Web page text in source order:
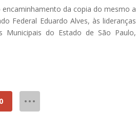
da copia do mesmo a
Federal Eduardo Alves, às lideranças
Municipais do Estado de São Paulo,
0